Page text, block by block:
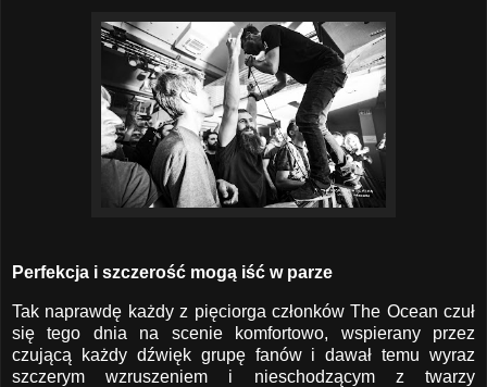
Perfekcja i szczerość mogą iść w parze
Tak naprawdę każdy z pięciorga członków The Ocean czuł
się tego dnia na scenie komfortowo, wspierany przez
czującą każdy dźwięk grupę fanów i dawał temu wyraz
szczerym wzruszeniem i nieschodzącym z twarzy